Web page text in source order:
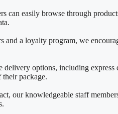
can easily browse through
a loyalty program, we
options, including express
package.
our knowledgeable staff